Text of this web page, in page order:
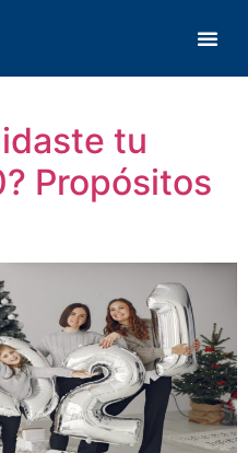
tu
Propósitos